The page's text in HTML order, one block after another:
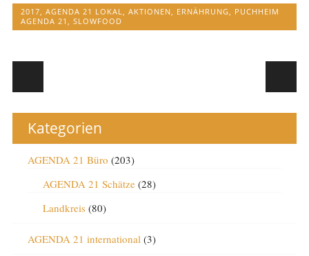
2017, AGENDA 21 LOKAL, AKTIONEN, ERNÄHRUNG, PUCHHEIM
AGENDA 21 , SLOWFOOD
Post navigation
Kategorien
AGENDA 21 Büro (203)
AGENDA 21 Schätze(28)
Landkreis(80)
AGENDA 21 international(3)